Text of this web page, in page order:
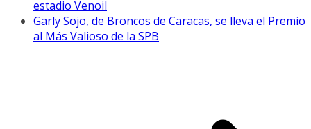
estadio Venoil
Garly Sojo, de Broncos de Caracas, se lleva el Premio
al Más Valioso de la SPB